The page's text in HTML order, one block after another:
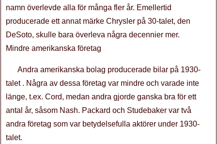
namn överlevde alla för många fler år. Emellertid
producerade ett annat märke Chrysler på 30-talet, den
DeSoto, skulle bara överleva några decennier mer.
Mindre amerikanska företag
Andra amerikanska bolag producerade bilar på 1930-
talet . Några av dessa företag var mindre och varade inte
länge, t.ex. Cord, medan andra gjorde ganska bra för ett
antal år, såsom Nash. Packard och Studebaker var två
andra företag som var betydelsefulla aktörer under 1930-
talet.